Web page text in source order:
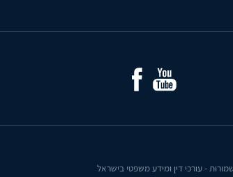
- עורכי דין ומידע משפטי בישראל